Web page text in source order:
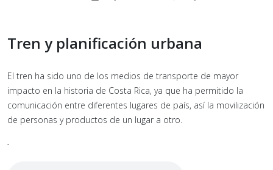
Tren y planificación urbana
El tren ha sido uno de los medios de transporte de mayor
impacto en la historia de Costa Rica, ya que ha permitido la
comunicación entre diferentes lugares de país, así la movilización
de personas y productos de un lugar a otro.
-